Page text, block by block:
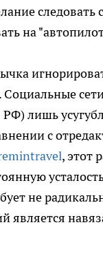
следовать
на
РФ) лишь
с
, этот
не
является